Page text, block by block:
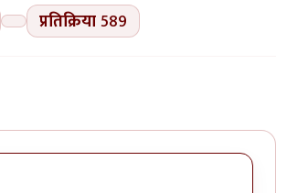
प्रतिक्रिया589